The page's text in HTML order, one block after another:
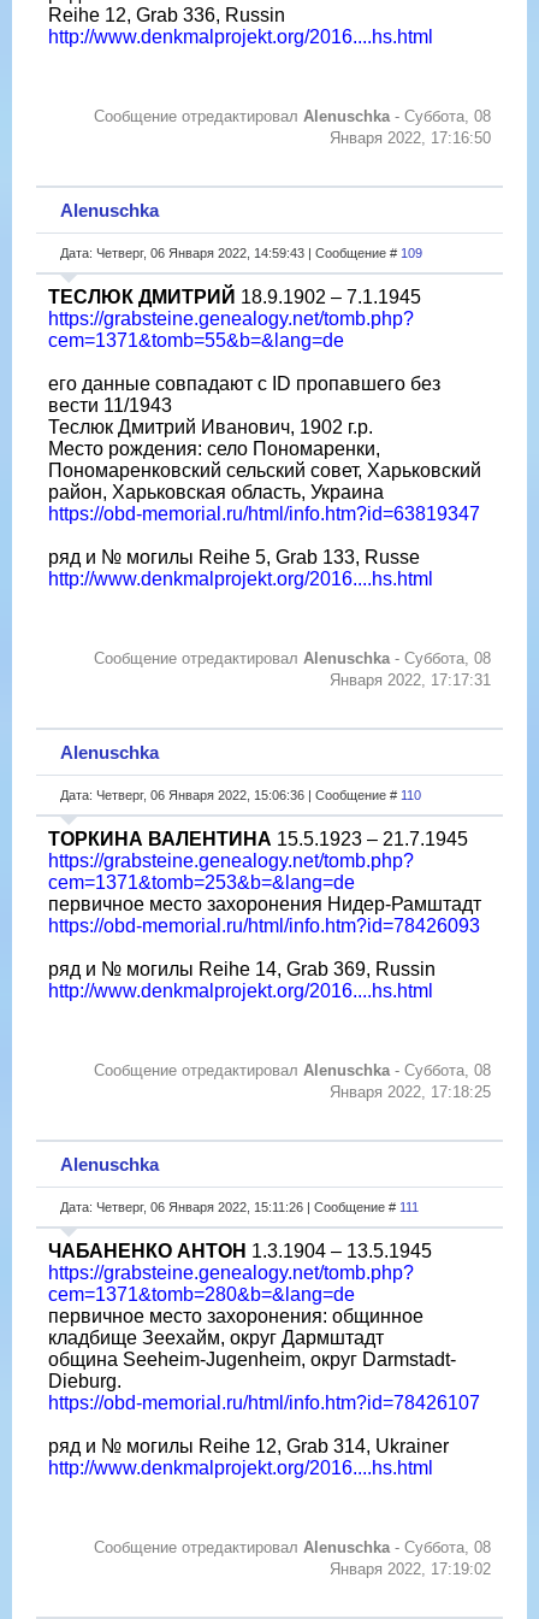
Reihe 12, Grab 336, Russin
http://www.denkmalprojekt.org/2016....hs.html
Сообщение отредактировал Alenuschka - Суббота, 08
Января 2022, 17:16:50
Alenuschka
Дата: Четверг, 06 Января 2022, 14:59:43 | Сообщение # 109
ТЕСЛЮК ДМИТРИЙ 18.9.1902 – 7.1.1945
https://grabsteine.genealogy.net/tomb.php?
cem=1371&tomb=55&b=&lang=de
его данные совпадают с ID пропавшего без
вести 11/1943
Теслюк Дмитрий Иванович, 1902 г.р.
Место рождения: село Пономаренки,
Пономаренковский сельский совет, Харьковский
район, Харьковская область, Украина
https://obd-memorial.ru/html/info.htm?id=63819347
ряд и № могилы Reihe 5, Grab 133, Russe
http://www.denkmalprojekt.org/2016....hs.html
Сообщение отредактировал Alenuschka - Суббота, 08
Января 2022, 17:17:31
Alenuschka
Дата: Четверг, 06 Января 2022, 15:06:36 | Сообщение # 110
ТОРКИНА ВАЛЕНТИНА 15.5.1923 – 21.7.1945
https://grabsteine.genealogy.net/tomb.php?
cem=1371&tomb=253&b=&lang=de
первичное место захоронения Нидер-Рамштадт
https://obd-memorial.ru/html/info.htm?id=78426093
ряд и № могилы Reihe 14, Grab 369, Russin
http://www.denkmalprojekt.org/2016....hs.html
Сообщение отредактировал Alenuschka - Суббота, 08
Января 2022, 17:18:25
Alenuschka
Дата: Четверг, 06 Января 2022, 15:11:26 | Сообщение # 111
ЧАБАНЕНКО АНТОН 1.3.1904 – 13.5.1945
https://grabsteine.genealogy.net/tomb.php?
cem=1371&tomb=280&b=&lang=de
первичное место захоронения: общинное
кладбище Зеехайм, округ Дармштадт
община Seeheim-Jugenheim, округ Darmstadt-
Dieburg.
https://obd-memorial.ru/html/info.htm?id=78426107
ряд и № могилы Reihe 12, Grab 314, Ukrainer
http://www.denkmalprojekt.org/2016....hs.html
Сообщение отредактировал Alenuschka - Суббота, 08
Января 2022, 17:19:02